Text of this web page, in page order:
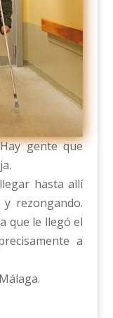
gente que
hasta allí
rezongando.
que le llegó el
a